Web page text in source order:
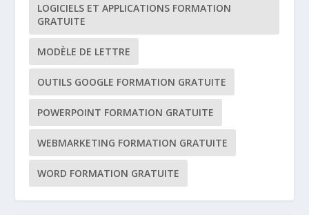
LOGICIELS ET APPLICATIONS FORMATION
GRATUITE
MODÈLE DE LETTRE
OUTILS GOOGLE FORMATION GRATUITE
POWERPOINT FORMATION GRATUITE
WEBMARKETING FORMATION GRATUITE
WORD FORMATION GRATUITE